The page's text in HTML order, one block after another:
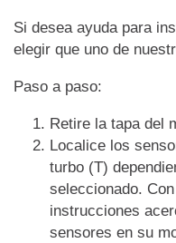
Si desea ayuda para
elegir que uno de
Paso a paso:
Retire la tapa del
Localice los
turbo (T)
seleccionado.
instrucciones
sensores en su